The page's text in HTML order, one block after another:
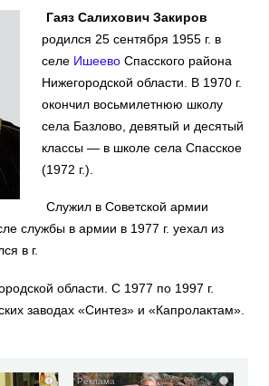
Гаяз Салихович Закиров
родился 25 сентября 1955 г. в
селе ИшеевоСпасского района
Нижегородской области. В 1970 г.
окончил восьмилетнюю школу
села Базлово, девятый и десятый
классы — в школе села Спасское
(1972 г.).
Служил в Советской армии
службы в армии в 1977 г. уехал из
в г.
области. С 1977 по 1997 г.
заводах «Синтез» и «Капролактам».
i i